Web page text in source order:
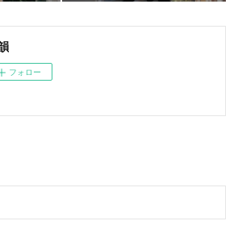
フォロー